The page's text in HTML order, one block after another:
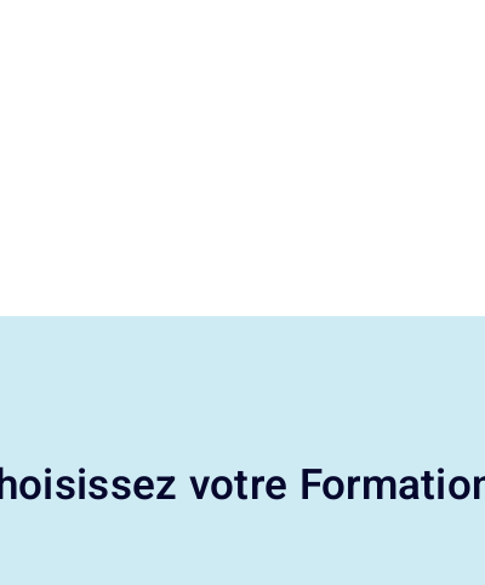
votre